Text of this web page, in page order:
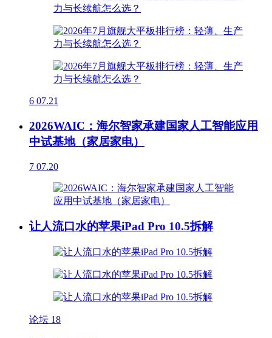
6 07.21
2026WAIC：海尔智家承建国家人工智能应用
中试基地（家居家电）
7 07.20
让人流口水的苹果iPad Pro 10.5拆解
论坛 18